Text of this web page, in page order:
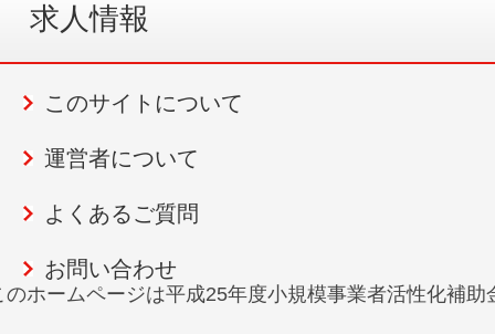
のホームページは平成25年度小規模事業者活性化補助
求人情報
このサイトについて
運営者について
よくあるご質問
お問い合わせ